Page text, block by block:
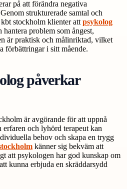
på att förändra negativa
strukturerade samtal och
stockholm klienter att psykolog
hantera problem som ångest,
är praktisk och målinriktad, vilket
förbättringar i sitt mående.
påverkar
är avgörande för att uppnå
och lyhörd terapeut kan
behov och skapa en trygg
känner sig bekväm att
att psykologen har god kunskap om
kunna erbjuda en skräddarsydd